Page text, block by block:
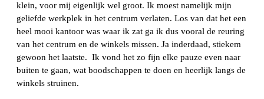
klein, voor mij eigenlijk wel groot. Ik moest namelijk mijn
geliefde werkplek in het centrum verlaten. Los van dat het een
heel mooi kantoor was waar ik zat ga ik dus vooral de reuring
van het centrum en de winkels missen. Ja inderdaad, stiekem
gewoon het laatste. Ik vond het zo fijn elke pauze even naar
buiten te gaan, wat boodschappen te doen en heerlijk langs de
winkels struinen.